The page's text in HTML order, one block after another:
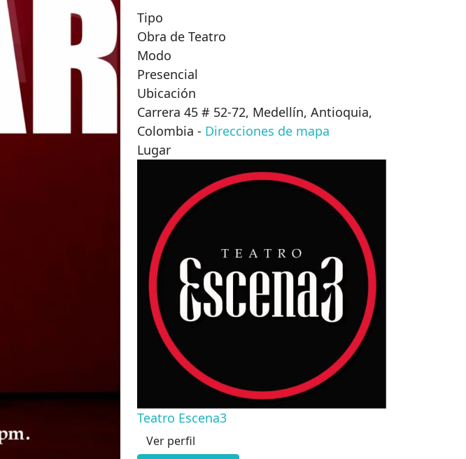
Tipo
Obra de Teatro
Modo
Presencial
Ubicación
Carrera 45 # 52-72, Medellín, Antioquia,
Colombia - Direcciones de mapa
Lugar
Teatro Escena3
Ver perfil